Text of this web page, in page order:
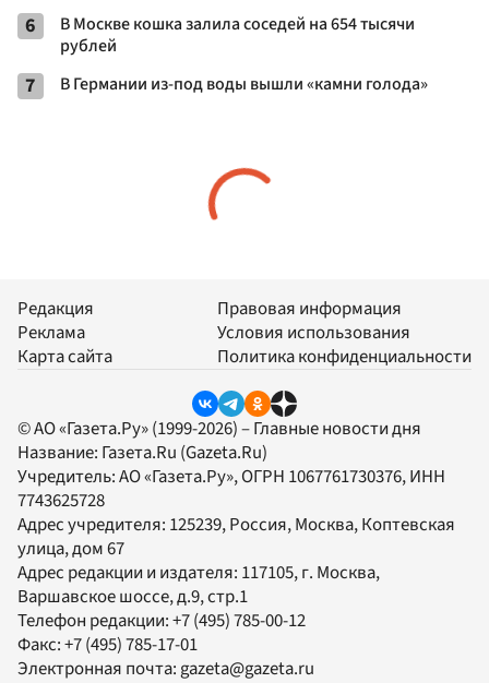
6
В Москве кошка залила соседей на 654 тысячи
рублей
7 В Германии из-под воды вышли «камни голода»
Редакция
Реклама
Карта сайта
Правовая информация
Условия использования
Политика конфиденциальности
© АО «Газета.Ру» (1999-2026) – Главные новости дня
Название: Газета.Ru (Gazeta.Ru)
Учредитель:АО «Газета.Ру», ОГРН 1067761730376, ИНН
7743625728
Адрес учредителя: 125239, Россия, Москва, Коптевская
улица, дом 67
Адрес редакции и издателя: 117105, г. Москва,
Варшавское шоссе, д.9, стр.1
Телефон редакции:+7 (495) 785-00-12
Факс:+7 (495) 785-17-01
Электронная почта: gazeta@gazeta.ru